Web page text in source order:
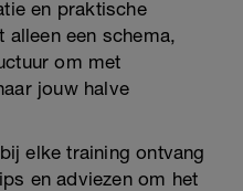
en praktische
alleen een schema,
om met
jouw halve
elke training ontvang
en adviezen om het